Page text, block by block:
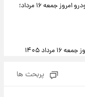
جدول قیمت ایران‌خودرو امروز جمعه ۱۶ مرداد؛
قیمت طلا و سکه امروز جمعه ۱۶ مرداد ۱۴۰۵
پربحث ها